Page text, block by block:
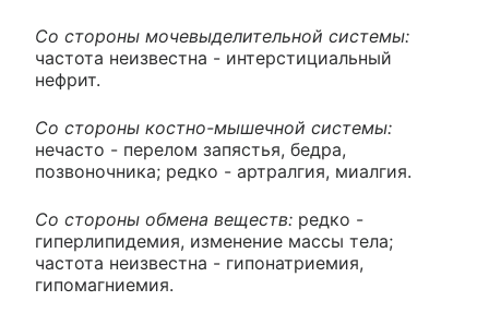
Со стороны мочевыделительной системы:
частота неизвестна - интерстициальный
нефрит.
Со стороны костно-мышечной системы:
нечасто - перелом запястья, бедра,
позвоночника; редко - артралгия, миалгия.
Со стороны обмена веществ: редко -
гиперлипидемия, изменение массы тела;
частота неизвестна - гипонатриемия,
гипомагниемия.